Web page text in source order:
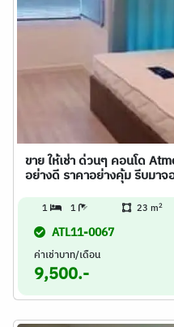
ขาย ให้เช่า ด่วนๆ คอนโด
อย่างดี ราคาอย่างคุ้ม รีบมาจ
1 1 23 m2
ATL11-0067
ค่าเช่าบาท/เดือน
9,500.-